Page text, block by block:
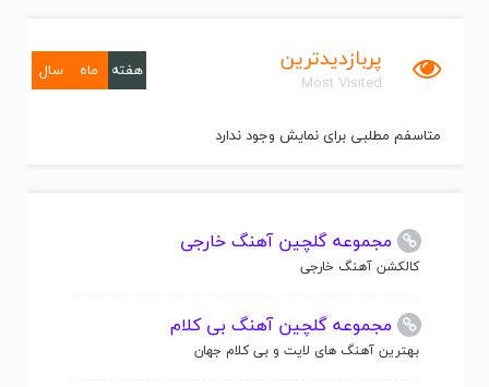
پربازدیدترین
Most Visited
هفته ماه سال
متاسفم مطلبی برای نمایش وجود ندارد
مجموعه گلچین آهنگ خارجی
کالکشن آهنگ خارجی
مجموعه گلچین آهنگ بی کلام
بهترین آهنگ های لایت و بی کلام جهان